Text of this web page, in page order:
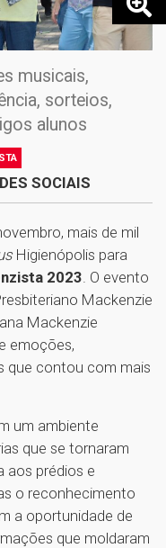
musicais,
sorteios,
alunos
SOCIAIS
mais de mil
Higienópolis para
2023 . O evento
Mackenzie
Mackenzie
emoções,
que contou com mais
um ambiente
que se tornaram
aos prédios e
o reconhecimento
a oportunidade de
que moldaram